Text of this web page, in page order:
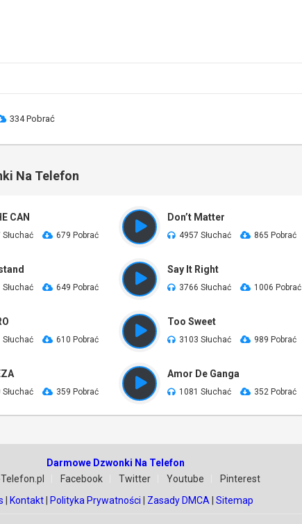
334 Pobrać
Na Telefon
CAN
679 Pobrać
Don’t Matter
4957 Słuchać 865 Pobrać
649 Pobrać
Say It Right
3766 Słuchać 1006 Pobrać
610 Pobrać
Too Sweet
3103 Słuchać 989 Pobrać
Słuchać 359 Pobrać
Amor De Ganga
1081 Słuchać 352 Pobrać
Darmowe Dzwonki Na Telefon
Facebook Twitter Youtube
Pinterest
Kontakt| Polityka Prywatności Zasady DMCA Sitemap